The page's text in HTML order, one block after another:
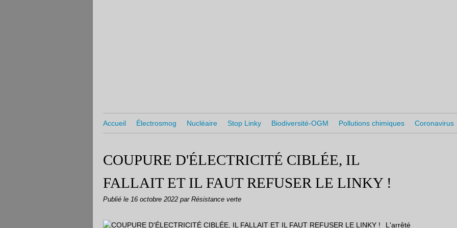
Accueil Électrosmog Nucléaire Stop Linky Biodiversité-OGM Pollutions chimiques Coronavirus
COUPURE D'ÉLECTRICITÉ CIBLÉE, IL
FALLAIT ET IL FAUT REFUSER LE LINKY !
Publié le 16 octobre 2022 par Résistance verte
L'arrêté